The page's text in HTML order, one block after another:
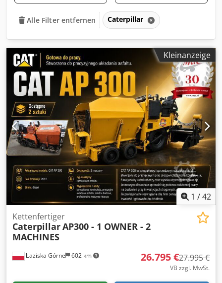
Alle Filter entfernen Caterpillar
Kleinanzeige
1 /42
Łaziska Górne 602 km
Kettenfertiger
CaterpillarAP300 - 1 OWNER - 2
MACHINES
26.795 €27.995 €
VB zzgl. MwSt.